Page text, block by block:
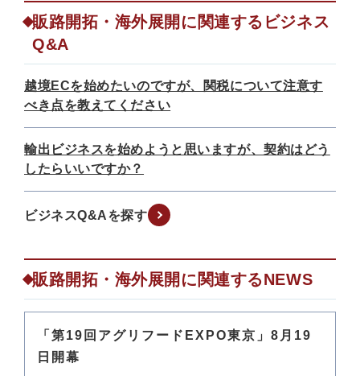
販路開拓・海外展開に関連するビジネス
Q&A
越境ECを始めたいのですが、関税について注意す
べき点を教えてください
輸出ビジネスを始めようと思いますが、契約はどう
したらいいですか？
ビジネスQ&Aを探す
販路開拓・海外展開に関連するNEWS
「第19回アグリフードEXPO東京」8月19
日開幕